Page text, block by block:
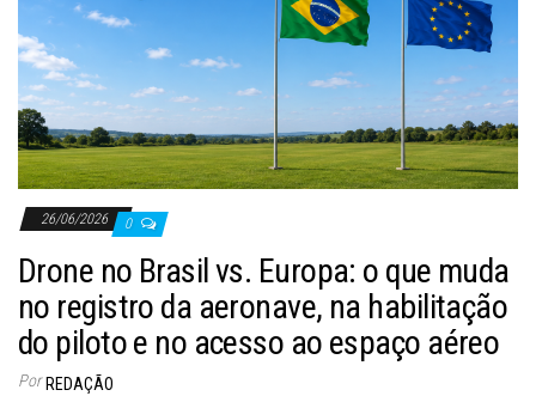
26/06/2026 0
Drone no Brasil vs. Europa: o que muda
no registro da aeronave, na habilitação
do piloto e no acesso ao espaço aéreo
Por REDAÇÃO